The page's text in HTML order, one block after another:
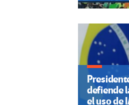
defiende
el uso de